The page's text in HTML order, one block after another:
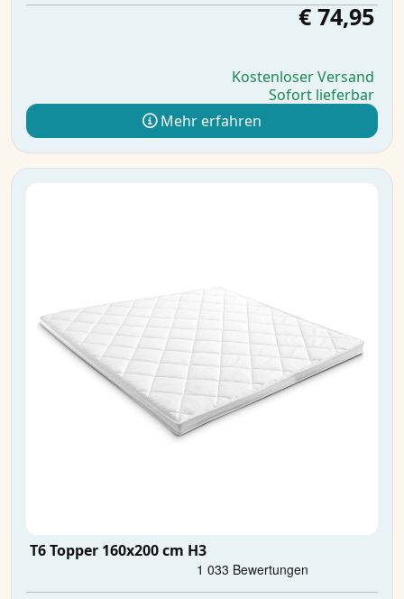
€ 74,95
Kostenloser Versand
Sofort lieferbar
Mehr erfahren
T6 Topper 160x200 cm H3